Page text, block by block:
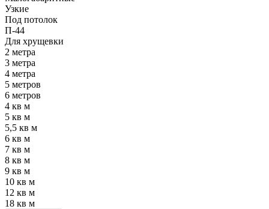
Узкие
Под потолок
П-44
Для хрущевки
2 метра
3 метра
4 метра
5 метров
6 метров
4 кв м
5 кв м
5,5 кв м
6 кв м
7 кв м
8 кв м
9 кв м
10 кв м
12 кв м
18 кв м